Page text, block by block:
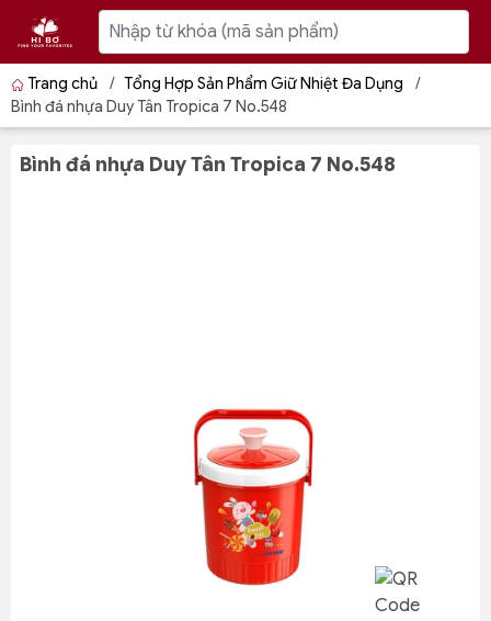
Trang chủ / Tổng Hợp Sản Phẩm Giữ Nhiệt Đa Dụng
/
Bình đá nhựa Duy Tân Tropica 7 No.548
Bình đá nhựa Duy Tân Tropica 7 No.548